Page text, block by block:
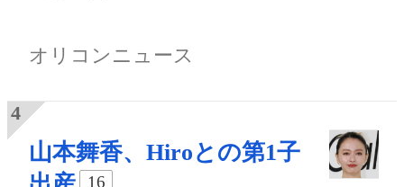
オリコンニュース
山本舞香、Hiroとの第1子
16